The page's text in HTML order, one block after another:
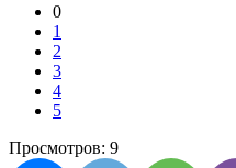
0
1
2
3
4
5
Просмотров: 9